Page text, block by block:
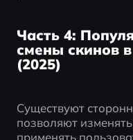
Часть 4:
смены скинов
(2025)
Существуют
позволяют
применять